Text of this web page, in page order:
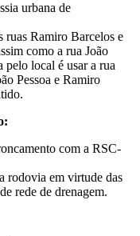
urbana de
ruas Ramiro Barcelos e
como a rua João
pelo local é usar a rua
Pessoa e Ramiro
com a RSC-
rodovia em virtude das
rede de drenagem.